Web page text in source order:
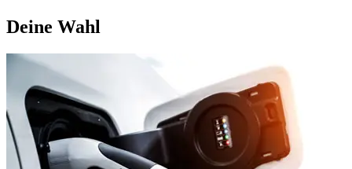
Deine Wahl